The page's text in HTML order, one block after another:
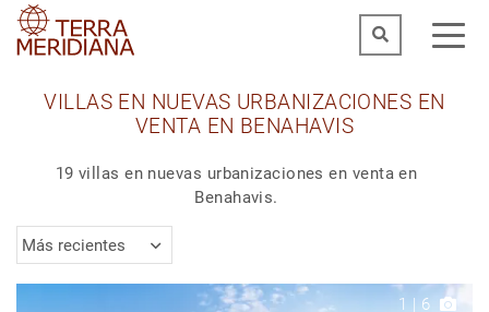
VILLAS EN NUEVAS URBANIZACIONES EN
VENTA EN BENAHAVIS
19 villas en nuevas urbanizaciones en venta en
Benahavis.
Más recientes
1 | 6